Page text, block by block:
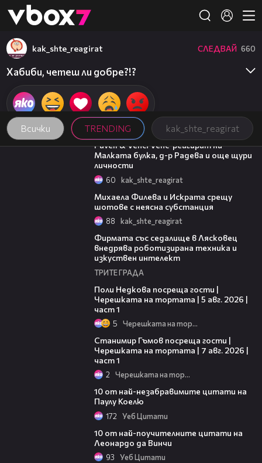
👾
Всички TRENDING kak_shte_reagirat
kak_shte_reagirat СЛЕДВАЙ 660
Хабиби, четеш ли добре?!?
03:07
Pavell & Venci Venc' реагират на
Малката булка, д-р Радева и още щури
личности
60 kak_shte_reagirat
Михаела Филева и Искрата срещу
шотове с неясна субстанция
88 kak_shte_reagirat
Фирмата със седалище в Лясковец
внедрява роботизирана техника и
изкуствен интелект
ТРИТЕ ГРАДА
Поли Недкова посреща гости |
Черешката на тортата | 5 авг. 2026 |
част 1
5 Черешката на тортата
Станимир Гъмов посреща гости |
Черешката на тортата | 7 авг. 2026 |
част 1
2 Черешката на тортата
10 от най-незабравимите цитати на
Паулу Коелю
172 Уеб Цитати
10 от най-поучителните цитати на
Леонардо да Винчи
93 Уеб Цитати